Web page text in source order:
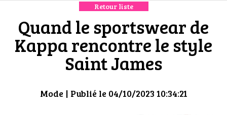
NEWS
MODE
LUXE
DÉFILÉS
Retour liste
Quand le sportswear de
Kappa rencontre le style
Saint James
Mode| Publié le 04/10/2023 10:34:21